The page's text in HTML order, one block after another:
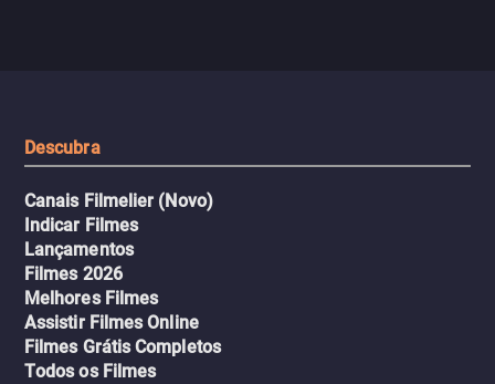
Descubra
Canais Filmelier (Novo)
Indicar Filmes
Lançamentos
Filmes 2026
Melhores Filmes
Assistir Filmes Online
Filmes Grátis Completos
Todos os Filmes